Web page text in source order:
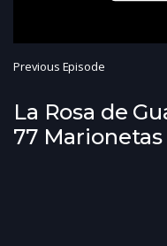
Previous Episode
La Rosa de
77 Marionetas